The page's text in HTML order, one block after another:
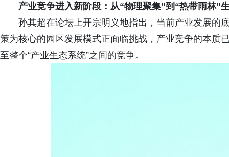
产业竞争进入新阶段：从“物理聚集”到“热带雨林”
孙其超在论坛上开宗明义地指出，当前产业发展的
策为核心的园区发展模式正面临挑战，产业竞争的本质
至整个“产业生态系统”之间的竞争。